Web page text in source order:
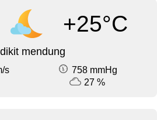
+25°C
mendung
s
758 mmHg
27 %